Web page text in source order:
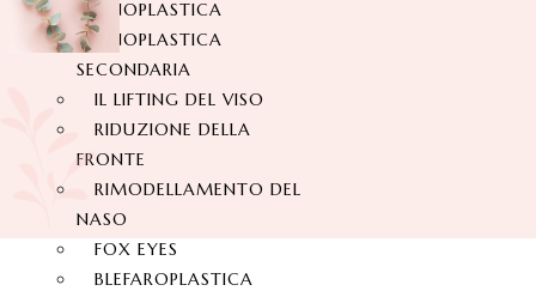
RINOPLASTICA
RINOPLASTICA
SECONDARIA
IL LIFTING DEL VISO
RIDUZIONE DELLA
FRONTE
RIMODELLAMENTO DEL
NASO
FOX EYES
BLEFAROPLASTICA